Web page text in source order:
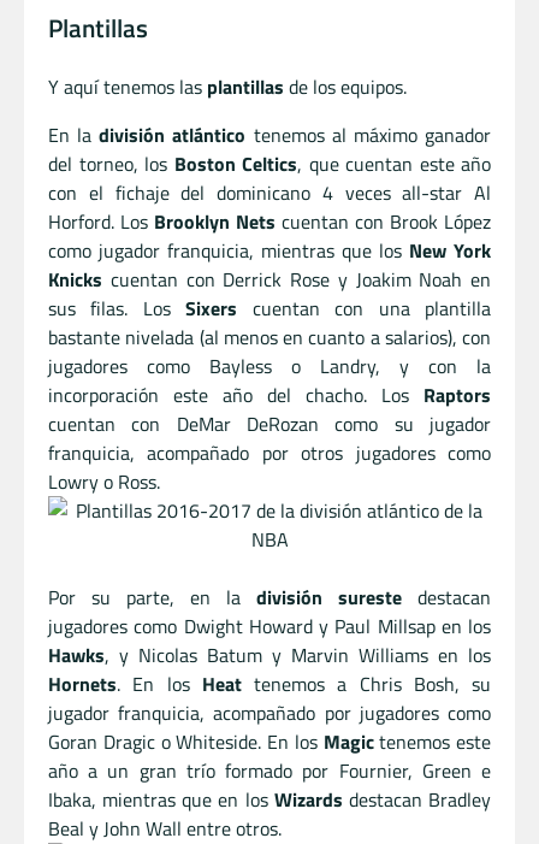
Plantillas
Y aquí tenemos las plantillas de los equipos.
En ladivisión atlántico tenemos al máximo ganador
del torneo, los Boston Celtics, que cuentan este año
con el fichaje del dominicano 4 veces all-star Al
Horford. Los Brooklyn Nets cuentan con Brook López
como jugador franquicia, mientras que los New York
Knicks cuentan con Derrick Rose y Joakim Noah en
sus filas. LosSixers cuentan con una plantilla
bastante nivelada (al menos en cuanto a salarios), con
jugadores como Bayless o Landry, y con la
incorporación este año del chacho. Los Raptors
cuentan con DeMar DeRozan como su jugador
franquicia, acompañado por otros jugadores como
Lowry o Ross.
Por su parte, en la división sureste destacan
jugadores como Dwight Howard y Paul Millsap en los
Hawks, y Nicolas Batum y Marvin Williams en los
Hornets. En los Heattenemos a Chris Bosh, su
jugador franquicia, acompañado por jugadores como
Goran Dragic o Whiteside. En los Magictenemos este
año a un gran trío formado por Fournier, Green e
Ibaka, mientras que en los Wizards destacan Bradley
Beal y John Wall entre otros.